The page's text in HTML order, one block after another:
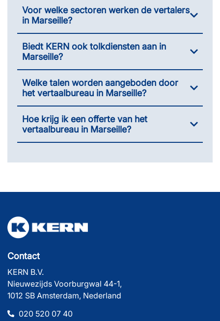
Voor welke sectoren werken de vertalers
in Marseille?
Biedt KERN ook tolkdiensten aan in
Marseille?
Welke talen worden aangeboden door
het vertaalbureau in Marseille?
Hoe krijg ik een offerte van het
vertaalbureau in Marseille?
Contact
KERN B.V.
Nieuwezijds Voorburgwal 44-1,
1012 SB Amsterdam, Nederland
020 520 07 40